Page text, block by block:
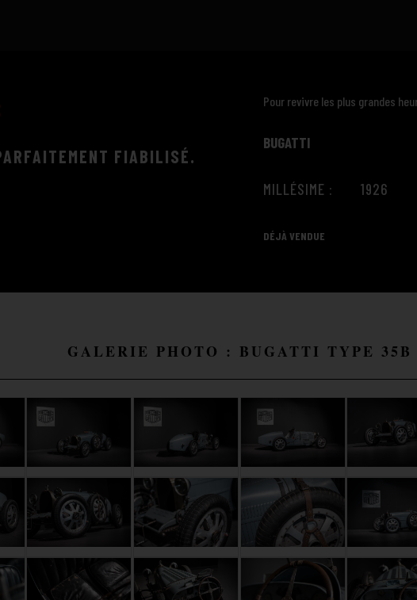
FIABILISÉ.
Pour revivre les plus grandes
BUGATTI
MILLÉSIME : 1926
DÉJÀ VENDUE
GALERIE PHOTO : BUGATTI TYPE 35B